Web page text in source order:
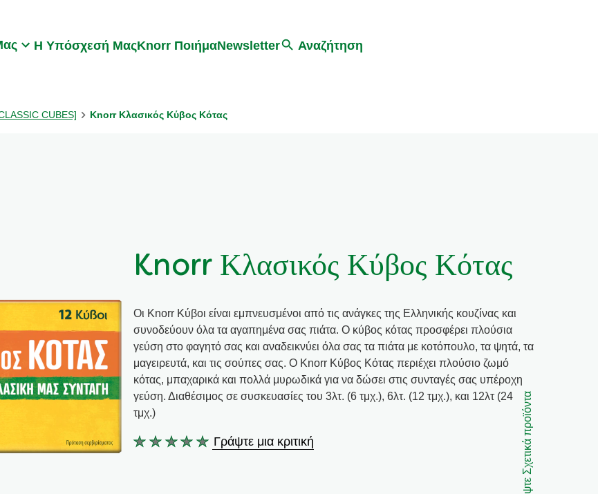
Η Υπόσχεσή ΜαςKnorr ΠοιήμαNewsletter Αναζήτηση
CUBES] Knorr Κλασικός Κύβος Κότας
Knorr Κλασικός Κύβος Κότας
Οι Knorr Κύβοι είναι εμπνευσμένοι από τις ανάγκες της Ελληνικής κουζίνας και
συνοδεύουν όλα τα αγαπημένα σας πιάτα. Ο κύβος κότας προσφέρει πλούσια
γεύση στο φαγητό σας και αναδεικνύει όλα σας τα πιάτα με κοτόπουλο, τα ψητά, τα
μαγειρευτά, και τις σούπες σας. Ο Knorr Κύβος Κότας περιέχει πλούσιο ζωμό
κότας, μπαχαρικά και πολλά μυρωδικά για να δώσει στις συνταγές σας υπέροχη
γεύση. Διαθέσιμος σε συσκευασίες του 3λτ. (6 τμχ.), 6λτ. (12 τμχ.), και 12λτ (24
τμχ.)
Δεν
Γράψτε μια κριτική Ανακαλύψτε Σχετικά προϊόντα